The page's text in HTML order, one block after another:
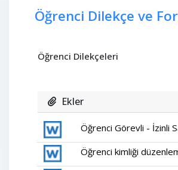
Öğrenci Dilekçe ve
Öğrenci Dilekçeleri
Ekler
Öğrenci Görevli - İzinli
Öğrenci kimliği